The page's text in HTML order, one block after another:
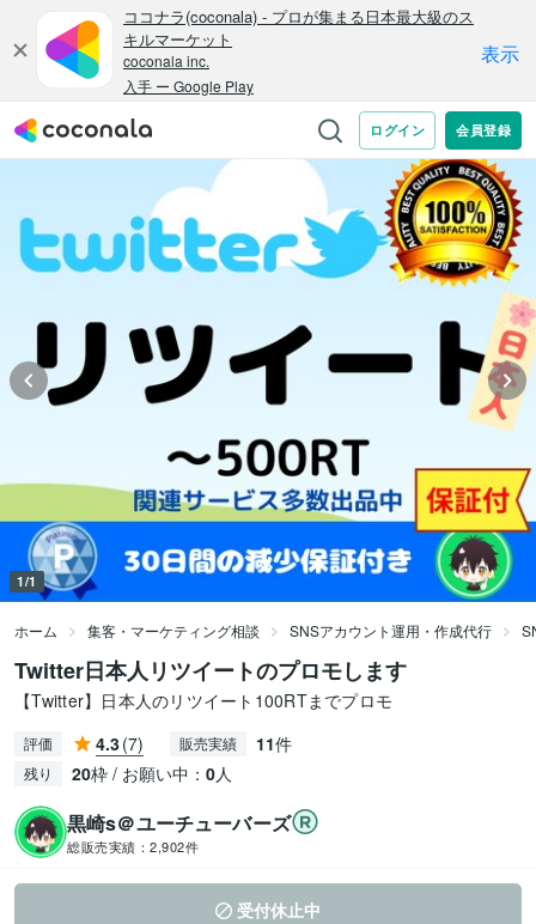
1/1
ホーム 集客・マーケティング相談 SNSアカウント運用・作成代行
Twitter日本人リツイートのプロモします
【Twitter】日本人のリツイート100RTまでプロモ
評価 4.3(7) 販売実績 11件
残り 20枠 / お願い中： 0人
黒崎s＠ユーチューバーズ
総販売実績： 2,902件
受付休止中